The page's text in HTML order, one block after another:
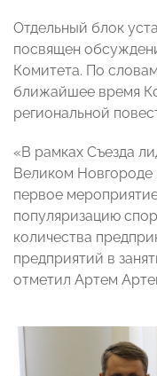
Отдельный блок
посвящен
Комитета. По
ближайшее время
региональной
«В рамках Съезда
Великом Новгороде
первое
популяризацию
количества
предприятий в
отметил Артем